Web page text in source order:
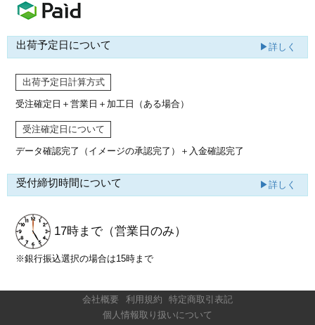
出荷予定日について ▶詳しく
出荷予定日計算方式
受注確定日＋営業日＋加工日（ある場合）
受注確定日について
データ確認完了（イメージの承認完了） ＋入金確認完了
受付締切時間について ▶詳しく
17時まで （営業日のみ）
※銀行振込選択の場合は15時まで
会社概要 利用規約
特定商取引表記
個人情報取り扱いについて